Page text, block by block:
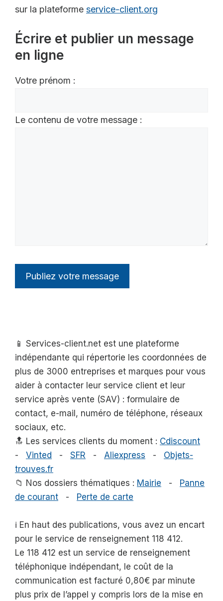
sur la plateforme service-client.org
Écrire et publier un message
en ligne
Votre prénom :
Le contenu de votre message :
📱 Services-client.net est une plateforme
indépendante qui répertorie les coordonnées de
plus de 3000 entreprises et marques pour vous
aider à contacter leur service client et leur
service après vente (SAV) : formulaire de
contact, e-mail, numéro de téléphone, réseaux
sociaux, etc.
🔝 Les services clients du moment : Cdiscount
- Vinted - SFR - Aliexpress - Objets-
trouves.fr
📁 Nos dossiers thématiques : Mairie - Panne
de courant - Perte de carte
ℹ️ En haut des publications, vous avez un encart
pour le service de renseignement 118 412.
Le 118 412 est un service de renseignement
téléphonique indépendant, le coût de la
communication est facturé 0,80€ par minute
plus prix de l’appel y compris lors de la mise en